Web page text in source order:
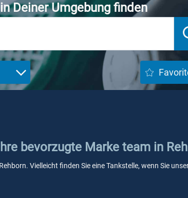
Deiner Umgebung finden
bevorzugte Marke team in
Vielleicht finden Sie eine Tankstelle, wenn Sie